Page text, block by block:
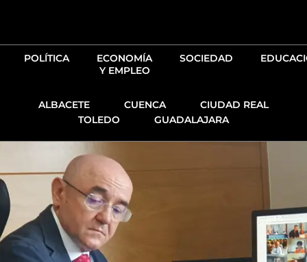
POLÍTICA
ECONOMÍA
Y EMPLEO
SOCIEDAD
ALBACETE CUENCA
CIUDAD REAL
TOLEDO
GUADALAJARA